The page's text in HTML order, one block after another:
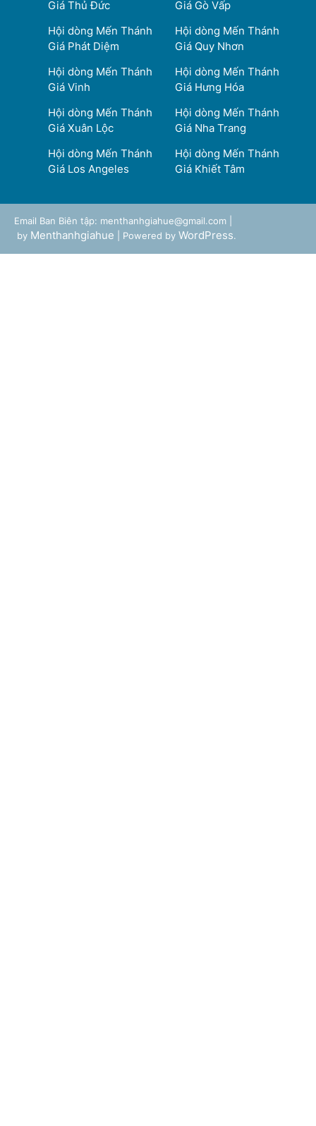
Giá Thủ Đức
Giá Gò Vấp
Hội dòng Mến Thánh
Giá Phát Diệm
Hội dòng Mến Thánh
Giá Quy Nhơn
Hội dòng Mến Thánh
Giá Vinh
Hội dòng Mến Thánh
Giá Hưng Hóa
Hội dòng Mến Thánh
Giá Xuân Lộc
Hội dòng Mến Thánh
Giá Nha Trang
Hội dòng Mến Thánh
Giá Los Angeles
Hội dòng Mến Thánh
Giá Khiết Tâm
Email Ban Biên tập: menthanhgiahue@gmail.com |
by Menthanhgiahue | Powered by WordPress.